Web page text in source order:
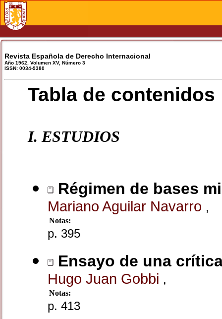
Revista Española de Derecho Internacional
Año 1962, Volumen XV, Número 3
ISSN: 0034-9380
Tabla de contenidos
I. ESTUDIOS
Régimen de bases
Mariano Aguilar Navarro ,
Notas:
p. 395
Ensayo de una
Hugo Juan Gobbi ,
Notas:
p. 413